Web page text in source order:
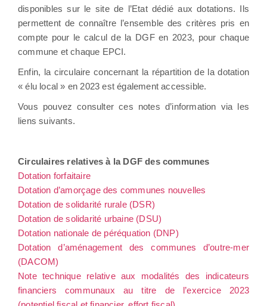
disponibles sur le site de l’Etat dédié aux dotations. Ils
permettent de connaître l’ensemble des critères pris en
compte pour le calcul de la DGF en 2023, pour chaque
commune et chaque EPCI.
Enfin, la circulaire concernant la répartition de la dotation
« élu local » en 2023 est également accessible.
Vous pouvez consulter ces notes d’information via les
liens suivants.
Circulaires relatives à la DGF des communes
Dotation forfaitaire
Dotation d’amorçage des communes nouvelles
Dotation de solidarité rurale (DSR)
Dotation de solidarité urbaine (DSU)
Dotation nationale de péréquation (DNP)
Dotation d’aménagement des communes d’outre-mer
(DACOM)
Note technique relative aux modalités des indicateurs
financiers communaux au titre de l’exercice 2023